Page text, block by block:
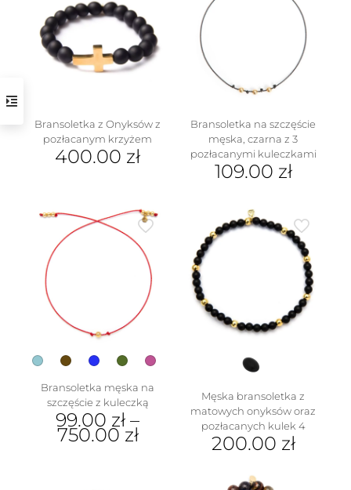
Bransoletka z Onyksów z
pozłacanym krzyżem
400.00 zł
Bransoletka na szczęście
męska, czarna z 3
pozłacanymi kuleczkami
109.00 zł
Bransoletka męska na
szczęście z kuleczką
99.00 zł –
750.00 zł
Męska bransoletka z
matowych onyksów oraz
pozłacanych kulek 4
200.00 zł